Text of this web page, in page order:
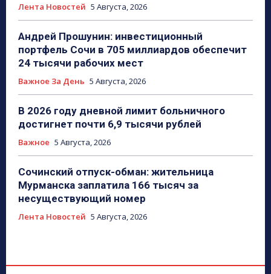
Лента Новостей 5 Августа, 2026
Андрей Прошунин: инвестиционный
портфель Сочи в 705 миллиардов обеспечит
24 тысячи рабочих мест
Важное За День 5 Августа, 2026
В 2026 году дневной лимит больничного
достигнет почти 6,9 тысячи рублей
Важное 5 Августа, 2026
Сочинский отпуск-обман: жительница
Мурманска заплатила 166 тысяч за
несуществующий номер
Лента Новостей 5 Августа, 2026